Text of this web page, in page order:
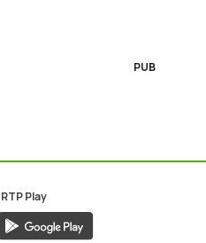
PUB
RTP Play